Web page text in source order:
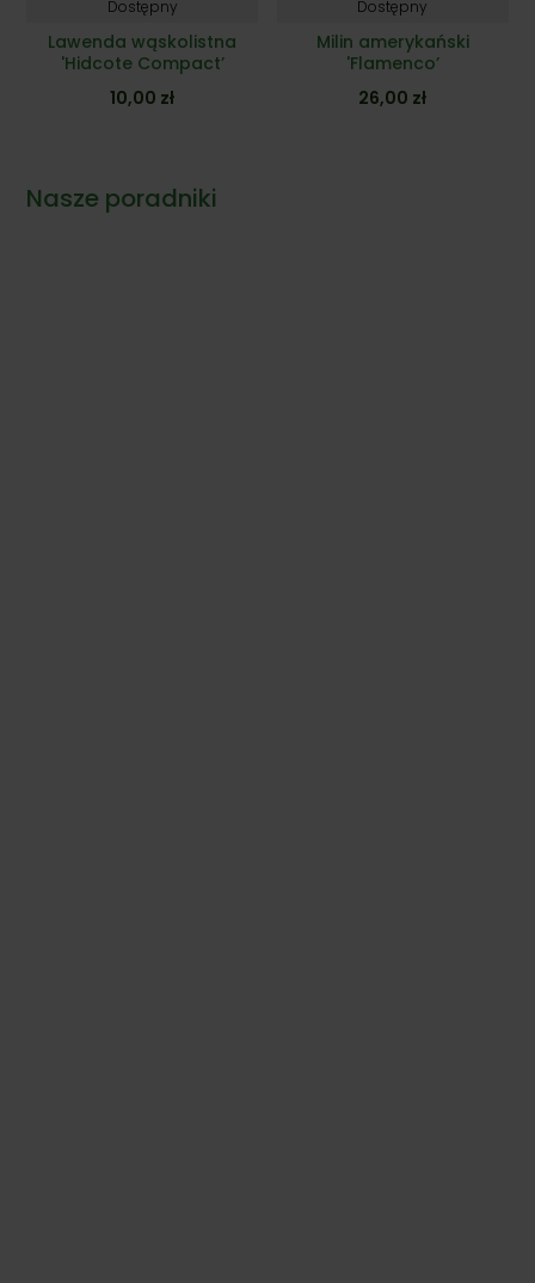
Dostępny
Lawenda wąskolistna
'Hidcote Compact’
10,00 zł
Dostępny
Milin amerykański
'Flamenco’
26,00 zł
Nasze poradniki